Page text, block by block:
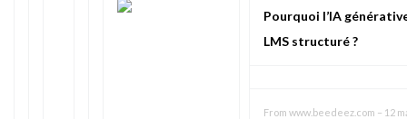
Pourquoi l’IA
LMS structuré ?
From www.beedeez.com – 12